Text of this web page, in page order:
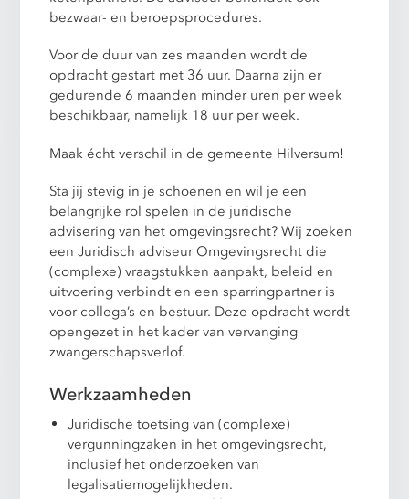
bezwaar- en beroepsprocedures.
Voor de duur van zes maanden wordt de
opdracht gestart met 36 uur. Daarna zijn er
gedurende 6 maanden minder uren per week
beschikbaar, namelijk 18 uur per week.
Maak écht verschil in de gemeente Hilversum!
Sta jij stevig in je schoenen en wil je een
belangrijke rol spelen in de juridische
advisering van het omgevingsrecht? Wij zoeken
een Juridisch adviseur Omgevingsrecht die
(complexe) vraagstukken aanpakt, beleid en
uitvoering verbindt en een sparringpartner is
voor collega’s en bestuur. Deze opdracht wordt
opengezet in het kader van vervanging
zwangerschapsverlof.
Werkzaamheden
Juridische toetsing van (complexe)
vergunningzaken in het omgevingsrecht,
inclusief het onderzoeken van
legalisatiemogelijkheden.